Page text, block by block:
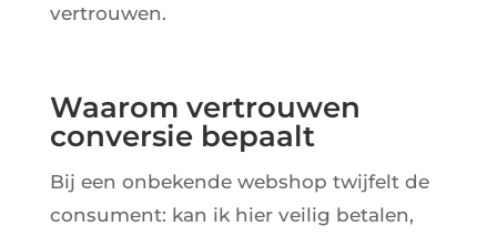
vertrouwen.
Waarom vertrouwen
conversie bepaalt
Bij een onbekende webshop twijfelt de
consument: kan ik hier veilig betalen,